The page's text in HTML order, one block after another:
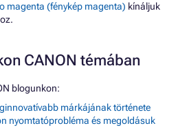
magenta (fénykép magenta) kínáljuk
CANON témában
blogunkon:
márkájának története
nyomtatóprobléma és megoldásuk